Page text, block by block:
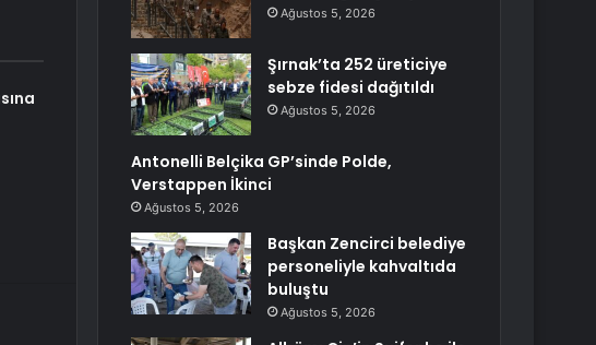
Ağustos 5, 2026
Şırnak’ta 252 üreticiye
sebze fidesi dağıtıldı
Ağustos 5, 2026
Antonelli Belçika GP’sinde Polde,
Verstappen İkinci
Ağustos 5, 2026
Başkan Zencirci belediye
personeliyle kahvaltıda
buluştu
Ağustos 5, 2026